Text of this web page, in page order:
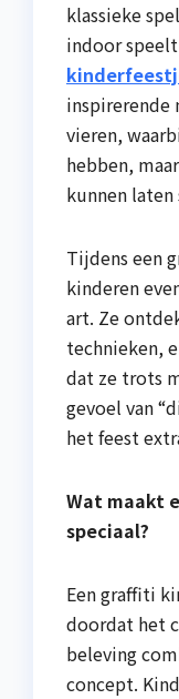
klassieke
indoor
inspirerende
vieren,
hebben,
kunnen laten
Tijdens een
kinderen
art. Ze
technieken,
dat ze trots
gevoel van
het feest
Wat maakt
speciaal?
Een graffiti
doordat het
beleving
concept.